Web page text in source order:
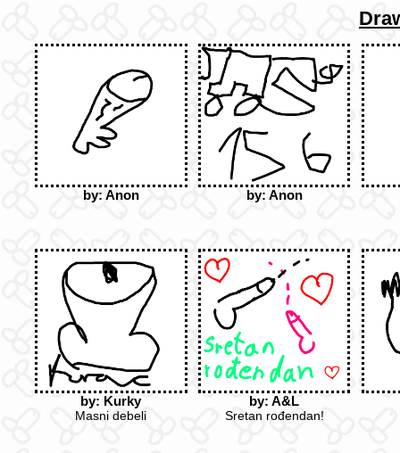
by: Anon by: Anon
by: Kurky
Masni debeli
by: A&L
Sretan rođendan!